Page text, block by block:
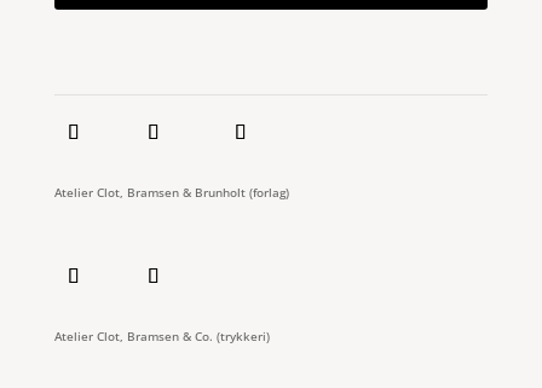
Atelier Clot, Bramsen & Brunholt (forlag)
Atelier Clot, Bramsen & Co. (trykkeri)